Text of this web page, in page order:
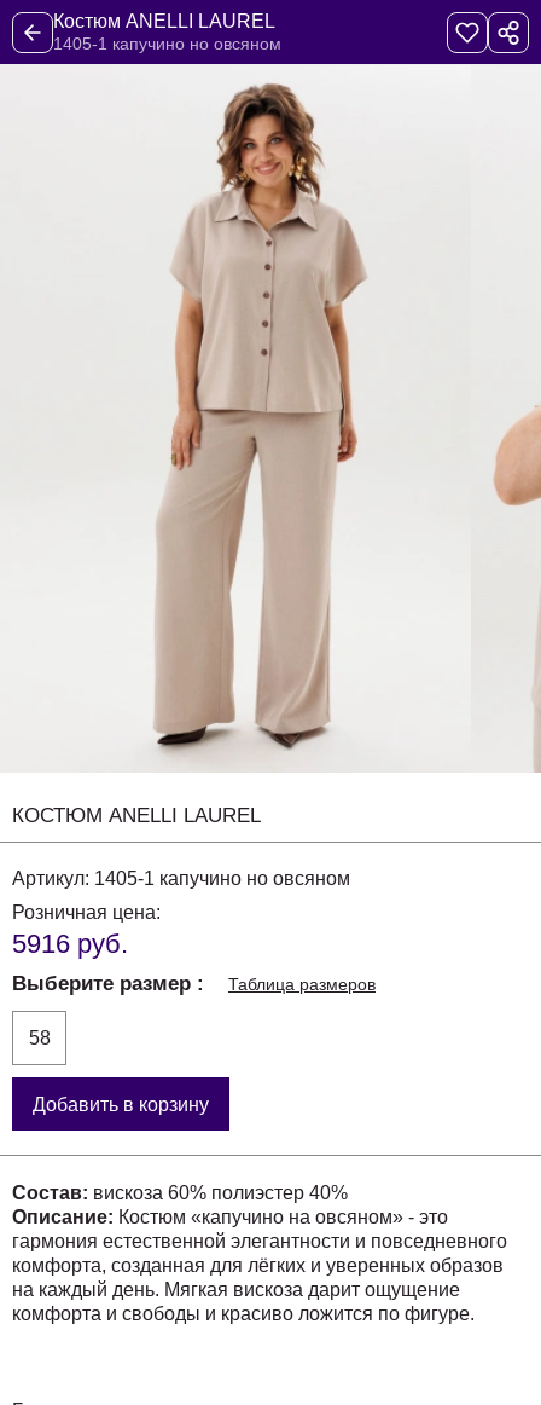
Костюм ANELLI LAUREL
1405-1 капучино но овсяном
КОСТЮМ ANELLI LAUREL
Артикул: 1405-1 капучино но овсяном
Розничная цена:
5916 руб.
Выберите размер Таблица размеров
58
Добавить в корзину
Состав: вискоза 60% полиэстер 40%
Описание: Костюм «капучино на овсяном» - это
гармония естественной элегантности и повседневного
комфорта, созданная для лёгких и уверенных образов
на каждый день. Мягкая вискоза дарит ощущение
комфорта и свободы и красиво ложится по фигуре.